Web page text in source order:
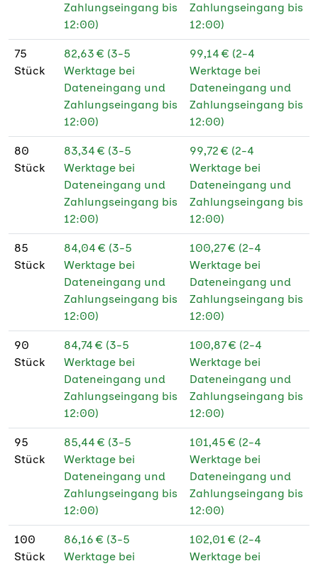
Zahlungseingang bis
12:00)
Zahlungseingang bis
12:00)
75
Stück
82,63 € (3-5
Werktage bei
Dateneingang und
Zahlungseingang bis
12:00)
99,14 € (2-4
Werktage bei
Dateneingang und
Zahlungseingang bis
12:00)
80
Stück
83,34 € (3-5
Werktage bei
Dateneingang und
Zahlungseingang bis
12:00)
99,72 € (2-4
Werktage bei
Dateneingang und
Zahlungseingang bis
12:00)
85
Stück
84,04 € (3-5
Werktage bei
Dateneingang und
Zahlungseingang bis
12:00)
100,27 € (2-4
Werktage bei
Dateneingang und
Zahlungseingang bis
12:00)
90
Stück
84,74 € (3-5
Werktage bei
Dateneingang und
Zahlungseingang bis
12:00)
100,87 € (2-4
Werktage bei
Dateneingang und
Zahlungseingang bis
12:00)
95
Stück
85,44 € (3-5
Werktage bei
Dateneingang und
Zahlungseingang bis
12:00)
101,45 € (2-4
Werktage bei
Dateneingang und
Zahlungseingang bis
12:00)
100
Stück
86,16 € (3-5
Werktage bei
102,01 € (2-4
Werktage bei